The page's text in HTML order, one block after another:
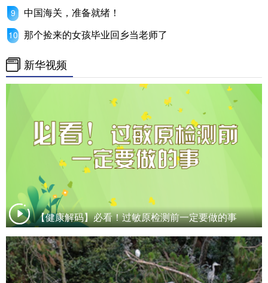
Deutsch Português
中国海关，准备就绪！
那个捡来的女孩毕业回乡当老师了
新华视频
【健康解码】必看！过敏原检测前一定要做的事